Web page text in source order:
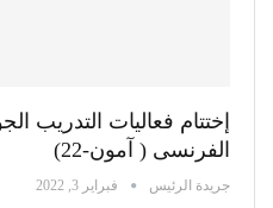
إختتام فعاليات التدريب
الفرنسى ( آمون-22)
جريدة الرئيس فبراير 3, 2022